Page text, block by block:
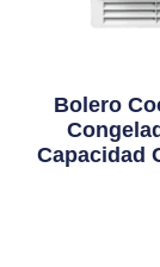
Bolero
Capacidad